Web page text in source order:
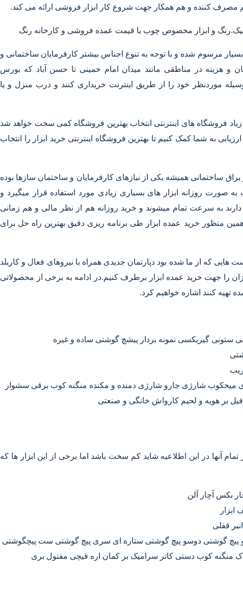
کننده و هم همکار جهت شروع کار ابزار فروشی ارائه می کند.
و ابزار مخصوص چوب با قیمت عمده فروشی و کارخانه رنگ
مرسوم شده و با توجه به تنوع اجناس بیشتر کارفرمایان ساختمانی و
و هزینه در مناطقی مانند میدان امام خمینی تا حسن آباد که بورس
موردنظر خود را از طریق اینترنت خریداری کنند و درب منزل و یا
زیاد فروشگاه های اینترنتی انتخاب بهترین فروشگاه کمی سخت خواهد شد
به شما کمک کنیم تا بهترین فروشگاه اینترنتی خرید ابزار را انتخاب
ساختمانی همیشه یکی از نیازهای کارفرمایان و ساختمان سازها بوده
صورت روزانه ابزار های بسیاری زیادی مورد استفاده قرار میگیرد و
به سرعت تمام میشوند و خرید روزانه هم از نظر مالی و هم زمانی
منظور خرید عمده ابزار طی برنامه ریزی دقیق بهترین راه حل برای
هایی که از ما شده بود دپارتمان جدیدی همراه با نیروهای فعال و کاربلد
را جهت خرید عمده ابزار برطرف کنیم.در ادامه به برخی از محصولاتی
تهیه کنند اشاره خواهیم کرد.
گیربکسی نمونه بردار پیشچ گوشتی ساده و غیره
میخکوب شارژی جارو شارژی دمنده و مکنده منگنه کوب برقی سشوار
بر هویه و لحیم کارواش خانگی و صنعتی
تمام آنها در این اطلاعیه شاید کم سخت باشد اما برخی از این ابزار ها که
بکس آچار آلن
ابزار
قفلی
پیچ گوشتی دوسو پیچ گوشتی ستاره ای سری پیچ گوشتی ست پیچگوشتی
منگنه کوب دستی کاتر سرامیک بر کمان اره قیچی مفتول بری